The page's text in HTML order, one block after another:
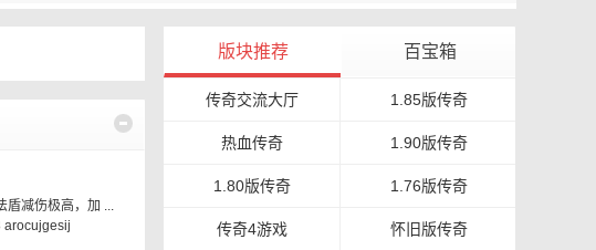
盾减伤极高，加 ...
arocujgesij
版块推荐 百宝箱
传奇交流大厅 1.85版传奇
热血传奇 1.90版传奇
1.80版传奇 1.76版传奇
传奇4游戏 怀旧版传奇